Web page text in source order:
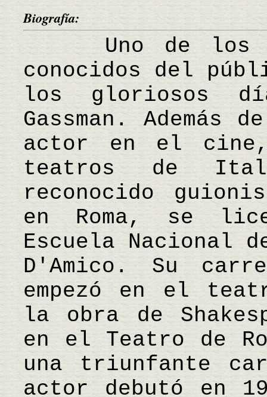
Biografía:
Uno de los
conocidos del
los gloriosos
Gassman. Además
actor en el
teatros de
reconocido
en Roma, se
Escuela Nacional
D'Amico. Su
empezó en el
la obra de
en el Teatro de
una triunfante
actor debutó en